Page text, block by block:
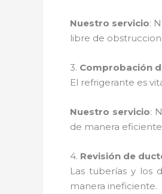
Nuestro servicio:
libre de
3. Comprobación
El refrigerante es
Nuestro servicio:
de manera
4. Revisión de
Las tuberías y los
manera ineficiente.